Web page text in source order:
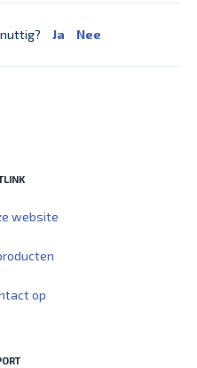
Ja Nee
website
op